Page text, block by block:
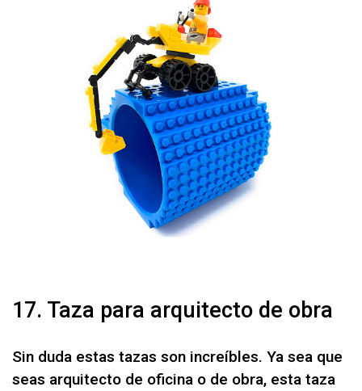
17. Taza para arquitecto de obra
Sin duda estas tazas son increíbles. Ya sea que
seas arquitecto de oficina o de obra, esta taza